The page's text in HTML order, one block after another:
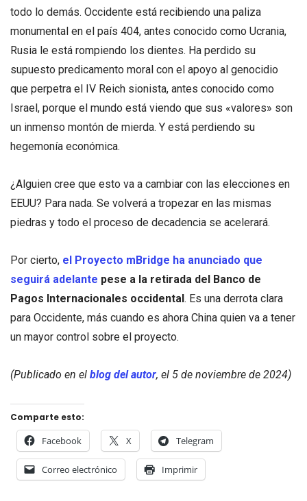
todo lo demás. Occidente está recibiendo una paliza
monumental en el país 404, antes conocido como Ucrania,
Rusia le está rompiendo los dientes. Ha perdido su
supuesto predicamento moral con el apoyo al genocidio
que perpetra el IV Reich sionista, antes conocido como
Israel, porque el mundo está viendo que sus «valores» son
un inmenso montón de mierda. Y está perdiendo su
hegemonía económica.
¿Alguien cree que esto va a cambiar con las elecciones en
EEUU? Para nada. Se volverá a tropezar en las mismas
piedras y todo el proceso de decadencia se acelerará.
Por cierto, el Proyecto mBridge ha anunciado que
seguirá adelante pese a la retirada del Banco de
Pagos Internacionales occidental . Es una derrota clara
para Occidente, más cuando es ahora China quien va a tener
un mayor control sobre el proyecto.
(Publicado en el blog del autor, el 5 de noviembre de 2024)
Comparte esto:
Facebook X Telegram
Correo electrónico Imprimir